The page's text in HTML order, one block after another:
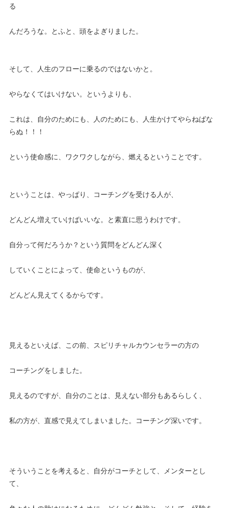
る
んだろうな。とふと、頭をよぎりました。
そして、人生のフローに乗るのではないかと。
やらなくてはいけない。というよりも、
これは、自分のためにも、人のためにも、人生かけてやらねばな
らぬ！！！
という使命感に、ワクワクしながら、燃えるということです。
ということは、やっぱり、コーチングを受ける人が、
どんどん増えていけばいいな。と素直に思うわけです。
自分って何だろうか？という質問をどんどん深く
していくことによって、使命というものが、
どんどん見えてくるからです。
見えるといえば、この前、スピリチャルカウンセラーの方の
コーチングをしました。
見えるのですが、自分のことは、見えない部分もあるらしく、
私の方が、直感で見えてしまいました。コーチング深いです。
そういうことを考えると、自分がコーチとして、メンターとし
て、